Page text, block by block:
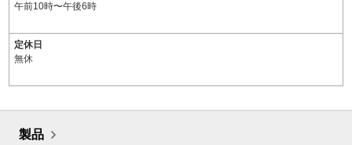
午前10時〜午後6時
定休日
無休
製品